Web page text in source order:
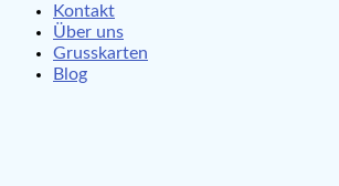
Kontakt
Über uns
Grusskarten
Blog